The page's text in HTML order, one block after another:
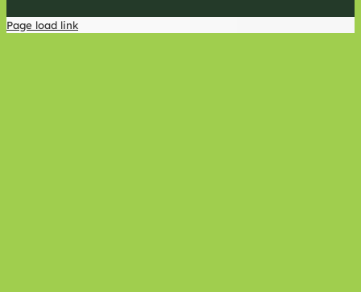
Page load link